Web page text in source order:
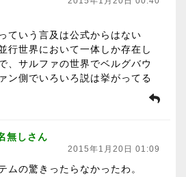
ていう言及は公式からはない
行世界において一体しか存在し
、サルファの世界でベルグバウ
ン側でいろいろ説は挙がってる
無しさん
2015年1月20日 01:09
ムの驚きったらなかったわ。